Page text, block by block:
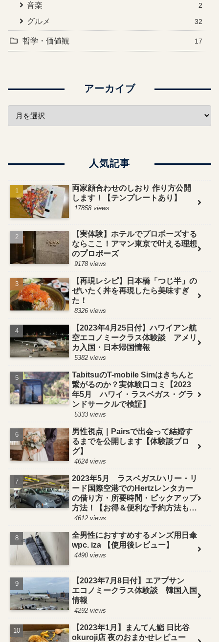
音楽 2
グルメ 32
哲学・価値観 17
アーカイブ
人気記事
両家顔合わせのしおり 作り方公開
します！【テンプレートあり】
17858 views
【実体験】ホテルでプロポーズする
ならここ！アマン東京で叶える理想
のプロポーズ
9178 views
【再現レシピ】日本橋「つじ半」の
ぜいたく丼を再現したら美味すぎ
た！
8326 views
【2023年4月25日付】ハワイアン航
空エコノミークラス体験談 アメリ
カ入国・日本帰国情報
5382 views
TabitsuのT-mobile Simはきちんと
繋がるのか？実体験口コミ【2023
年5月 ハワイ・ラスベガス・グラ
ンドサークルで検証】
5333 views
男性視点｜Pairsで出会って結婚す
るまでを公開します【体験談ブロ
グ】
4624 views
2023年5月 ラスベガス/ハリー・リ
ード国際空港でのHertzレンタカー
の借り方・所要時間・ピックアップ
方法！【お得＆便利な予約方法も紹
介】
4612 views
全男性におすすめするメンズ用日傘
wpc. iza 【使用後レビュー】
4490 views
【2023年7月8日付】エアプサン
エコノミークラス体験談 韓国入国
情報
4292 views
【2023年1月】まんてん鮨 日比谷
okuroji店 夜のおまかせレビュー